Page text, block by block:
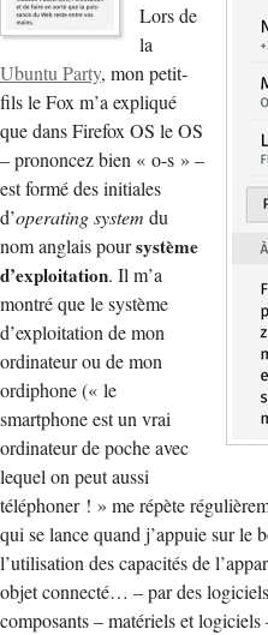
Lors de
la
Ubuntu Party, mon petit-
fils le Fox m’a expliqué
que dans Firefox OS le OS
– prononcez bien « o-s » –
est formé des initiales
d’operating system du
nom anglais poursystème
d’exploitation. Il m’a
montré que le système
d’exploitation de mon
ordinateur ou de mon
ordiphone (« le
smartphone est un vrai
ordinateur de poche avec
lequel on peut aussi
téléphoner ! » me répète
qui se lance quand j’appuie sur le
l’utilisation des capacités de
objet connecté… – par des
composants – matériels et